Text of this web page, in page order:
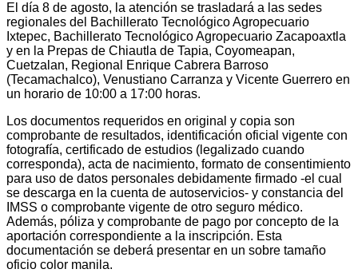
El día 8 de agosto, la atención se trasladará a las sedes
regionales del Bachillerato Tecnológico Agropecuario
Ixtepec, Bachillerato Tecnológico Agropecuario Zacapoaxtla
y en la Prepas de Chiautla de Tapia, Coyomeapan,
Cuetzalan, Regional Enrique Cabrera Barroso
(Tecamachalco), Venustiano Carranza y Vicente Guerrero en
un horario de 10:00 a 17:00 horas.
Los documentos requeridos en original y copia son
comprobante de resultados, identificación oficial vigente con
fotografía, certificado de estudios (legalizado cuando
corresponda), acta de nacimiento, formato de consentimiento
para uso de datos personales debidamente firmado -el cual
se descarga en la cuenta de autoservicios- y constancia del
IMSS o comprobante vigente de otro seguro médico.
Además, póliza y comprobante de pago por concepto de la
aportación correspondiente a la inscripción. Esta
documentación se deberá presentar en un sobre tamaño
oficio color manila.